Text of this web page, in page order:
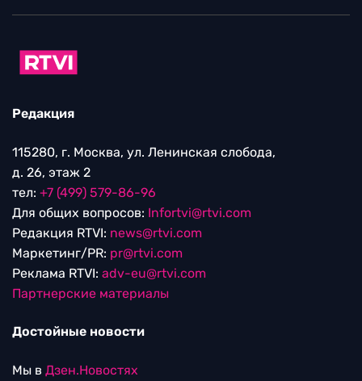
Редакция
115280, г. Москва, ул. Ленинская слобода,
д. 26, этаж 2
тел: +7 (499) 579-86-96
Для общих вопросов: Infortvi@rtvi.com
Редакция RTVI: news@rtvi.com
Маркетинг/PR: pr@rtvi.com
Реклама RTVI: adv-eu@rtvi.com
Партнерские материалы
Достойные новости
Мы в Дзен.Новостях